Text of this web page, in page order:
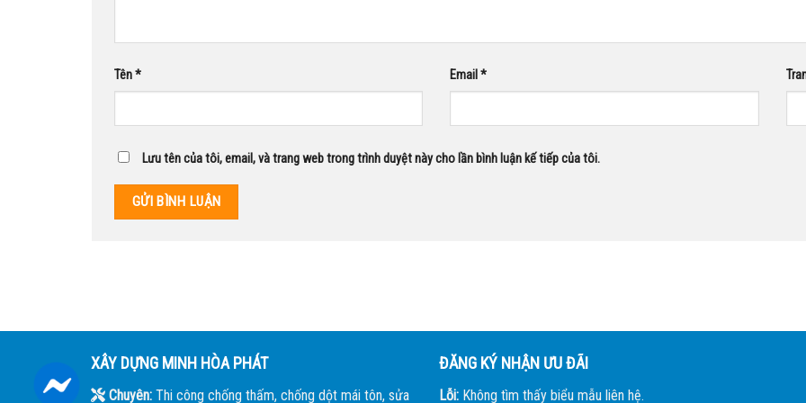
Tên* Email*
Lưu tên của tôi, email, và trang web trong trình duyệt này cho lần bình luận kế tiếp của tôi.
XÂY DỰNG MINH HÒA PHÁT
Chuyên:Thi công chống thấm, chống dột mái tôn, sửa
ĐĂNG KÝ NHẬN ƯU ĐÃI
Lỗi: Không tìm thấy biểu mẫu liên hệ.